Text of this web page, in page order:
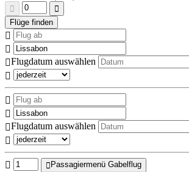
Flugdatum auswählen
Flugdatum auswählen
Passagiermenü Gabelflug